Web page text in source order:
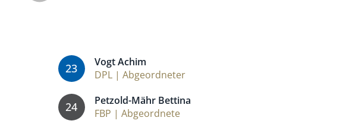
23
Vogt Achim
DPL | Abgeordneter
24
Petzold-Mähr Bettina
FBP | Abgeordnete